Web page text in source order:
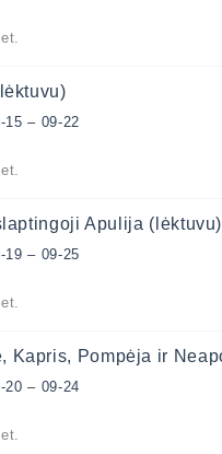
15 – 09-22
Apulija (lėktuvu)
19 – 09-25
20 – 09-24